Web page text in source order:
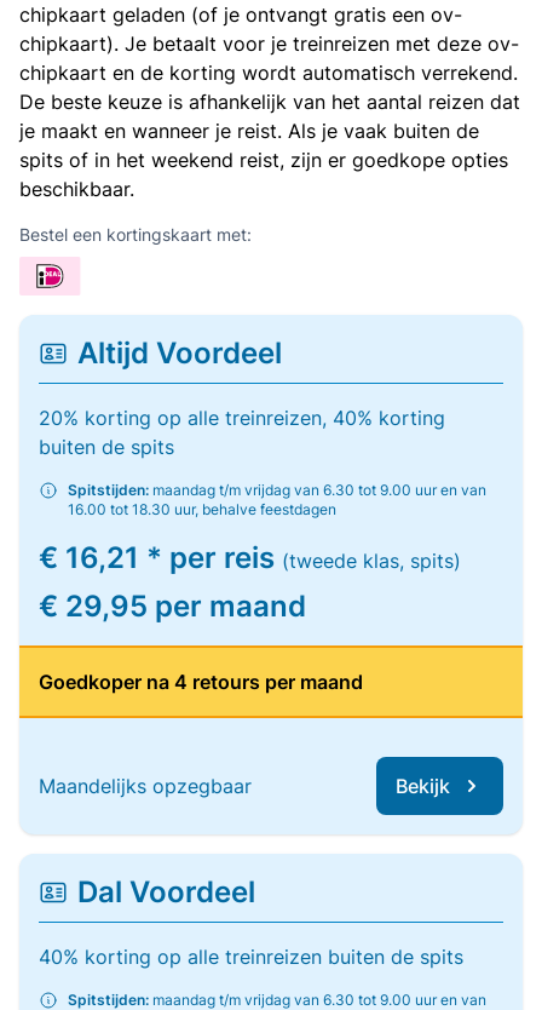
chipkaart geladen (of je ontvangt gratis een ov-
chipkaart). Je betaalt voor je treinreizen met deze ov-
chipkaart en de korting wordt automatisch verrekend.
De beste keuze is afhankelijk van het aantal reizen dat
je maakt en wanneer je reist. Als je vaak buiten de
spits of in het weekend reist, zijn er goedkope opties
beschikbaar.
Bestel een kortingskaart met:
Altijd Voordeel
20% korting op alle treinreizen, 40% korting
buiten de spits
Spitstijden: maandag t/m vrijdag van 6.30 tot 9.00 uur en van
16.00 tot 18.30 uur, behalve feestdagen
€ 16,21 * per reis (tweede klas, spits)
€ 29,95 per maand
Goedkoper na 4 retours per maand
Maandelijks opzegbaar Bekijk
Dal Voordeel
40% korting op alle treinreizen buiten de spits
Spitstijden: maandag t/m vrijdag van 6.30 tot 9.00 uur en van